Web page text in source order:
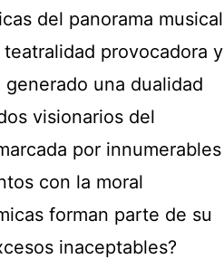
del panorama musical
teatralidad provocadora y
una dualidad
visionarios del
por innumerables
con la moral
forman parte de su
inaceptables?